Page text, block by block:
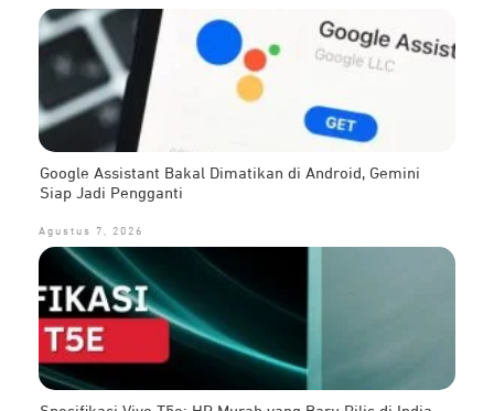
Google Assistant Bakal Dimatikan di Android, Gemini
Siap Jadi Pengganti
Agustus 7, 2026